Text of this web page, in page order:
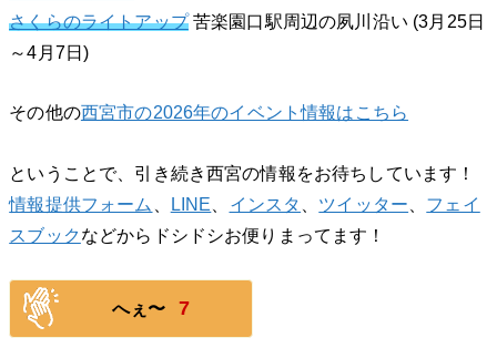
さくらのライトアップ苦楽園口駅周辺の夙川沿い (3月25日
～4月7日)
その他の西宮市の2026年のイベント情報はこちら
ということで、引き続き西宮の情報をお待ちしています！
情報提供フォーム
LINE インスタ ツイッター
フェイ
スブック などからドシドシお便りまってます！
へぇ〜 7